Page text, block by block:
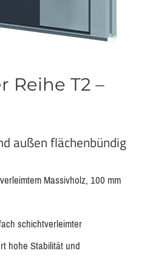
Reihe T2 –
außen flächenbündig
Massivholz, 100 mm
schichtverleimter
hohe Stabilität und